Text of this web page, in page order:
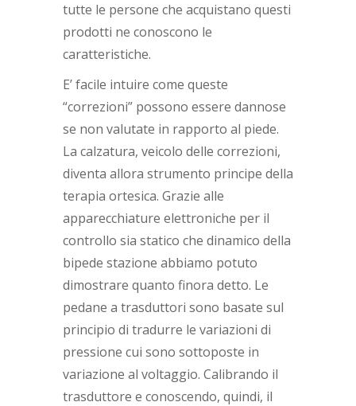
tutte le persone che acquistano questi
prodotti ne conoscono le
caratteristiche.
E’ facile intuire come queste
“correzioni” possono essere dannose
se non valutate in rapporto al piede.
La calzatura, veicolo delle correzioni,
diventa allora strumento principe della
terapia ortesica. Grazie alle
apparecchiature elettroniche per il
controllo sia statico che dinamico della
bipede stazione abbiamo potuto
dimostrare quanto finora detto. Le
pedane a trasduttori sono basate sul
principio di tradurre le variazioni di
pressione cui sono sottoposte in
variazione al voltaggio. Calibrando il
trasduttore e conoscendo, quindi, il